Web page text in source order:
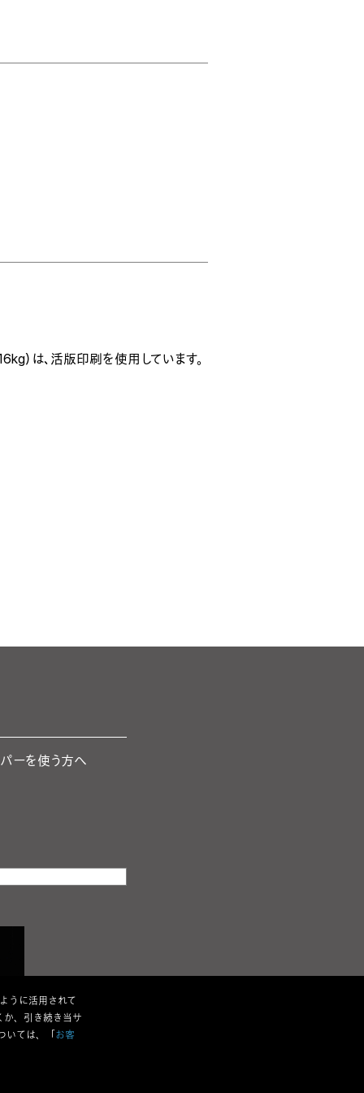
は、活版印刷を使用しています。
ーを使う方へ
うに活用されて
、引き続き当サ
いては、「 お客